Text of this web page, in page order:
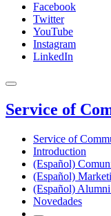
Facebook
Twitter
YouTube
Instagram
LinkedIn
Service of
Service of
Introduction
(Español)
(Español)
(Español)
Novedades